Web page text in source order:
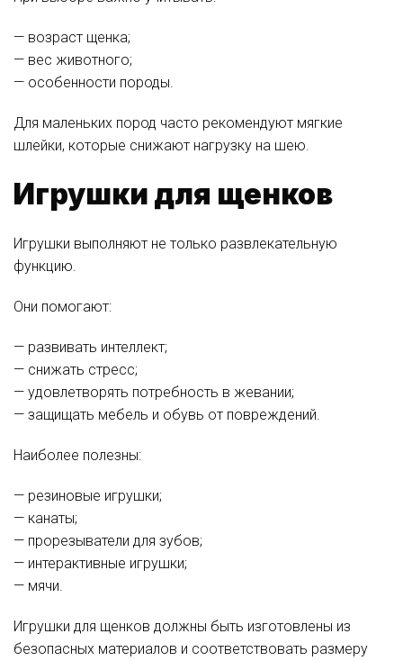
— возраст щенка;
— вес животного;
— особенности породы.
Для маленьких пород часто рекомендуют мягкие
шлейки, которые снижают нагрузку на шею.
Игрушки для щенков
Игрушки выполняют не только развлекательную
функцию.
Они помогают:
— развивать интеллект;
— снижать стресс;
— удовлетворять потребность в жевании;
— защищать мебель и обувь от повреждений.
Наиболее полезны:
— резиновые игрушки;
— канаты;
— прорезыватели для зубов;
— интерактивные игрушки;
— мячи.
Игрушки для щенков должны быть изготовлены из
безопасных материалов и соответствовать размеру